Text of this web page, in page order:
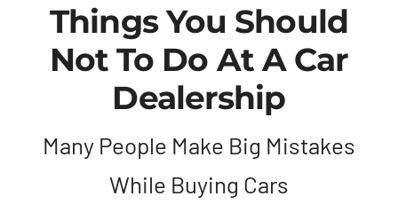
Things You Should
Not To Do At A Car
Dealership
Many People Make Big Mistakes
While Buying Cars